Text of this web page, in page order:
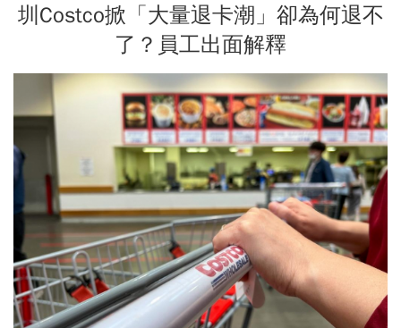
圳Costco掀「大量退卡潮」卻為何退不
了？員工出面解釋